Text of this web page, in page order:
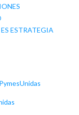
ESTRATEGIA